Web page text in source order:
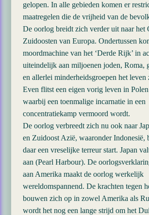
gelopen. In alle gebieden komen er
maatregelen die de vrijheid van de
De oorlog breidt zich verder uit naar het
Zuidoosten van Europa. Ondertussen
moordmachine van het ‘Derde Rijk’ in
uiteindelijk aan miljoenen joden, Roma,
en allerlei minderheidsgroepen het leven
Even flitst een eigen vorig leven in
waarbij een toenmalige incarnatie in een
concentratiekamp vermoord wordt.
De oorlog verbreedt zich nu ook naar
en Zuidoost Azië, waaronder Indonesië,
daar een vreselijke terreur start. Japan
aan (Pearl Harbour). De
aan Amerika maakt de oorlog werkelijk
wereldomspannend. De krachten tegen
bouwen zich op in zowel Amerika als
wordt het nog een lange strijd om het